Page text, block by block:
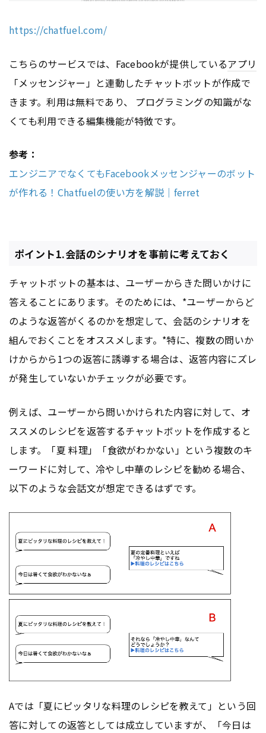
https://chatfuel.com/
こちらのサービスでは、Facebookが提供しているアプリ
「メッセンジャー」と連動したチャットボットが作成で
きます。利用は無料であり、 プログラミングの知識がな
くても利用できる編集機能が特徴です。
参考：
エンジニアでなくてもFacebookメッセンジャーのボット
が作れる！Chatfuelの使い方を解説｜ferret
ポイント1.会話のシナリオを事前に考えておく
チャットボットの基本は、ユーザーからきた問いかけに
答えることにあります。そのためには、*ユーザーからど
のような返答がくるのかを想定して、会話のシナリオを
組んでおくことをオススメします。*特に、複数の問いか
けからから1つの返答に誘導する場合は、返答内容にズレ
が発生していないかチェックが必要です。
例えば、ユーザーから問いかけられた内容に対して、オ
ススメのレシピを返答するチャットボットを作成すると
します。「夏 料理」「食欲がわかない」という複数のキ
ーワードに対して、冷やし中華のレシピを勧める場合、
以下のような会話文が想定できるはずです。
Aでは「夏にピッタリな料理のレシピを教えて」という回
答に対しての返答としては成立していますが、「今日は